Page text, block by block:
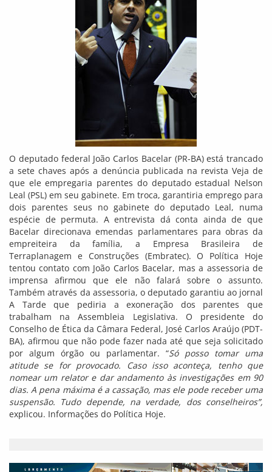
O deputado federal João Carlos Bacelar (PR-BA) está trancado
a sete chaves após a denúncia publicada na revista Veja de
que ele empregaria parentes do deputado estadual Nelson
Leal (PSL) em seu gabinete. Em troca, garantiria emprego para
dois parentes seus no gabinete do deputado Leal, numa
espécie de permuta. A entrevista dá conta ainda de que
Bacelar direcionava emendas parlamentares para obras da
empreiteira da família, a Empresa Brasileira de
Terraplanagem e Construções (Embratec). O Política Hoje
tentou contato com João Carlos Bacelar, mas a assessoria de
imprensa afirmou que ele não falará sobre o assunto.
Também através da assessoria, o deputado garantiu ao jornal
A Tarde que pediria a exoneração dos parentes que
trabalham na Assembleia Legislativa. O presidente do
Conselho de Ética da Câmara Federal, José Carlos Araújo (PDT-
BA), afirmou que não pode fazer nada até que seja solicitado
por algum órgão ou parlamentar. “Só posso tomar uma
atitude se for provocado. Caso isso aconteça, tenho que
nomear um relator e dar andamento às investigações em 90
dias. A pena máxima é a cassação, mas ele pode receber uma
suspensão. Tudo depende, na verdade, dos conselheiros”,
explicou. Informações do Política Hoje.